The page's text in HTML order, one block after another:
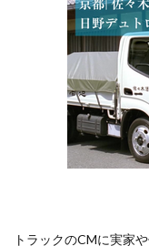
トラックのCMに実家